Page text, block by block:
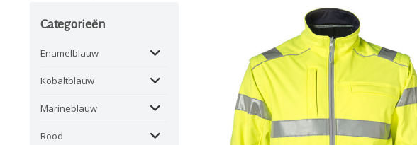
Categorieën
Enamelblauw
Kobaltblauw
Marineblauw
Rood